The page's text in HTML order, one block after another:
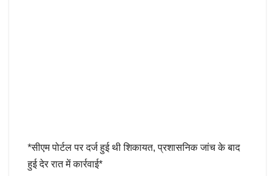
*सीएम पोर्टल पर दर्ज हुई थी शिकायत, प्रशासनिक जांच के बाद
हुई देर रात में कार्रवाई*